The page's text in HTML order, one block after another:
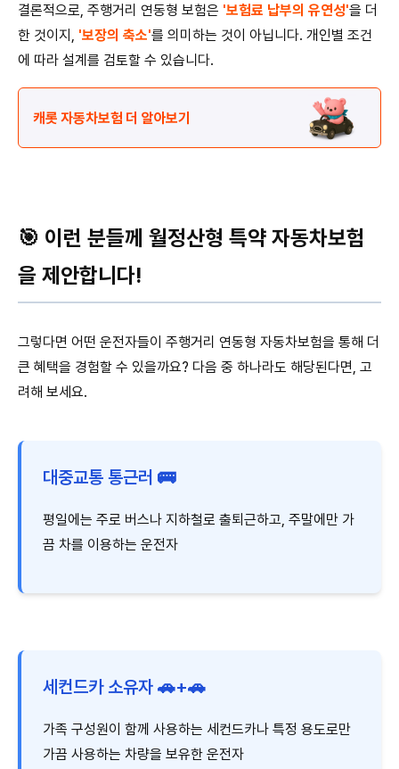
결론적으로, 주행거리 연동형 보험은 '보험료 납부의 유연성'을 더
한 것이지, '보장의 축소'를 의미하는 것이 아닙니다. 개인별 조건
에 따라 설계를 검토할 수 있습니다.
캐롯 자동차보험 더 알아보기
🎯 이런 분들께 월정산형 특약 자동차보험
을 제안합니다!
그렇다면 어떤 운전자들이 주행거리 연동형 자동차보험을 통해 더
큰 혜택을 경험할 수 있을까요? 다음 중 하나라도 해당된다면, 고
려해 보세요.
대중교통 통근러 🚌
평일에는 주로 버스나 지하철로 출퇴근하고, 주말에만 가
끔 차를 이용하는 운전자
세컨드카 소유자 🚗+🚗
가족 구성원이 함께 사용하는 세컨드카나 특정 용도로만
가끔 사용하는 차량을 보유한 운전자